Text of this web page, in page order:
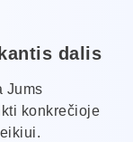
dalis
Jums
konkrečioje